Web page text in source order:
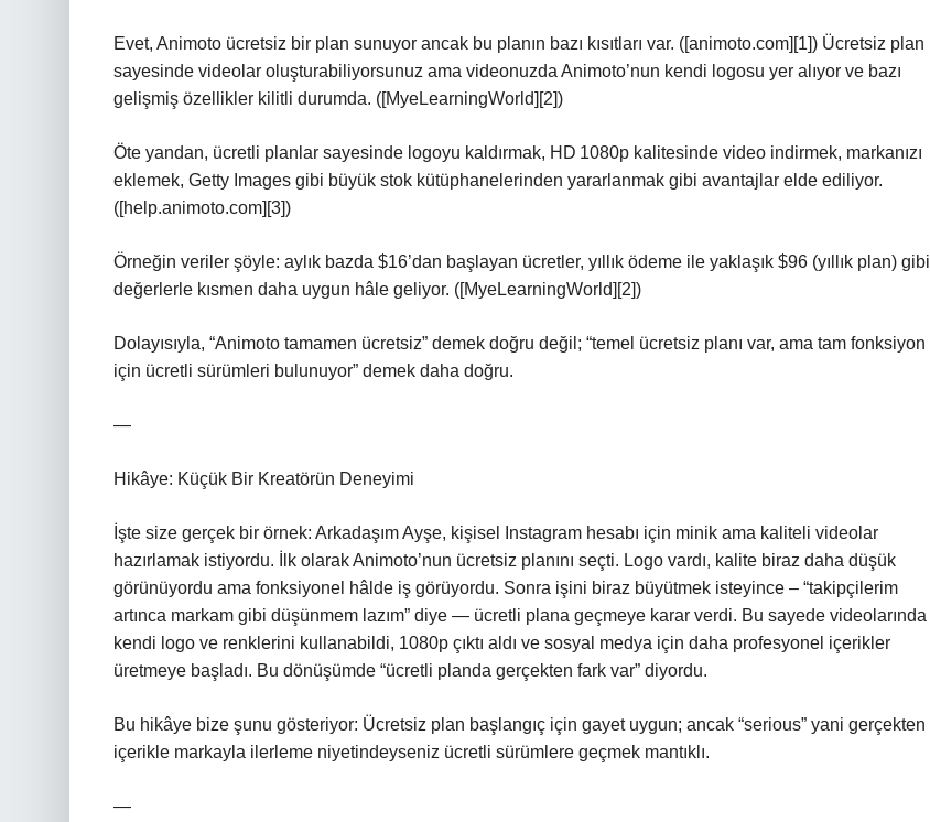
Evet, Animoto ücretsiz bir plan sunuyor ancak bu planın bazı kısıtları var. ([animoto.com][1]) Ücretsiz plan
sayesinde videolar oluşturabiliyorsunuz ama videonuzda Animoto’nun kendi logosu yer alıyor ve bazı
gelişmiş özellikler kilitli durumda. ([MyeLearningWorld][2])
Öte yandan, ücretli planlar sayesinde logoyu kaldırmak, HD 1080p kalitesinde video indirmek, markanızı
eklemek, Getty Images gibi büyük stok kütüphanelerinden yararlanmak gibi avantajlar elde ediliyor.
([help.animoto.com][3])
Örneğin veriler şöyle: aylık bazda $16’dan başlayan ücretler, yıllık ödeme ile yaklaşık $96 (yıllık plan) gibi
değerlerle kısmen daha uygun hâle geliyor. ([MyeLearningWorld][2])
Dolayısıyla, “Animoto tamamen ücretsiz” demek doğru değil; “temel ücretsiz planı var, ama tam fonksiyon
için ücretli sürümleri bulunuyor” demek daha doğru.
—
Hikâye: Küçük Bir Kreatörün Deneyimi
İşte size gerçek bir örnek: Arkadaşım Ayşe, kişisel Instagram hesabı için minik ama kaliteli videolar
hazırlamak istiyordu. İlk olarak Animoto’nun ücretsiz planını seçti. Logo vardı, kalite biraz daha düşük
görünüyordu ama fonksiyonel hâlde iş görüyordu. Sonra işini biraz büyütmek isteyince – “takipçilerim
artınca markam gibi düşünmem lazım” diye — ücretli plana geçmeye karar verdi. Bu sayede videolarında
kendi logo ve renklerini kullanabildi, 1080p çıktı aldı ve sosyal medya için daha profesyonel içerikler
üretmeye başladı. Bu dönüşümde “ücretli planda gerçekten fark var” diyordu.
Bu hikâye bize şunu gösteriyor: Ücretsiz plan başlangıç için gayet uygun; ancak “serious” yani gerçekten
içerikle markayla ilerleme niyetindeyseniz ücretli sürümlere geçmek mantıklı.
—